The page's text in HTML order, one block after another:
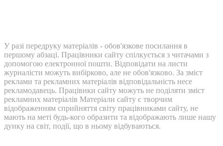
У разі передруку матеріалів - обов'язкове посилання в
першому абзаці. Працівники сайту спілкується з читачами з
допомогою електронної пошти. Відповідати на листи
журналісти можуть вибірково, але не обов'язково. За зміст
реклами та рекламних матеріалів відповідальність несе
рекламодавець. Працівнки сайту можуть не поділяти зміст
рекламних матеріалів Матеріали сайту є творчим
відображенням сприйняття світу працівниками сайту, не
мають на меті будь-кого образити та відображають лише нашу
дуику на світ, події, що в ньому відбуваються.